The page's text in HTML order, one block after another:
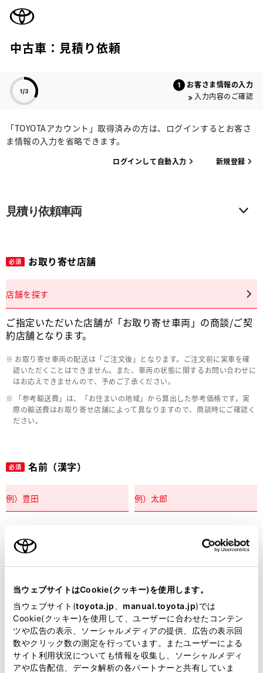
当ウェブサイトはCookie(クッキー)を使用します。
当ウェブサイト(toyota.jp manual.toyota.jp)では
Cookie(クッキー)を使用して、ユーザーに合わせたコンテン
ツや広告の表示、ソーシャルメディアの提供、広告の表示回
数やクリック数の測定を行っています。またユーザーによる
サイト利用状況についても情報を収集し、ソーシャルメディ
アや広告配信、データ解析の各パートナーと共有していま
中古車：見積り依頼
お客さま情報の入力
入力内容のご確認
「TOYOTAアカウント」取得済みの方は、ログインするとお客さ
ま情報の入力を省略できます。
ログインして自動入力 新規登録
見積り依頼車両
必須 お取り寄せ店舗
店舗を探す
ご指定いただいた店舗が「お取り寄せ車両」の商談/ご契
約店舗となります。
お取り寄せ車両の配送は「ご注文後」となります。ご注文前に実車を確
認いただくことはできません。また、車両の状態に関するお問い合わせに
はお応えできませんので、予めご了承ください。
「参考輸送費」は、「お住まいの地域」から算出した参考価格です。実
際の輸送費はお取り寄せ店舗によって異なりますので、商談時にご確認く
ださい。
必須 名前（漢字）
必須 名前（カナ）
必須 郵便番号
住所自動入力